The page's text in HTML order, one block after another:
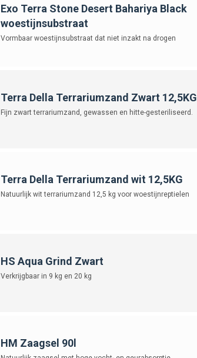
Exo Terra Stone Desert Bahariya Black
woestijnsubstraat
Vormbaar woestijnsubstraat dat niet inzakt na drogen
Terra Della Terrariumzand Zwart 12,5KG
Fijn zwart terrariumzand, gewassen en hitte-gesteriliseerd.
Terra Della Terrariumzand wit 12,5KG
Natuurlijk wit terrariumzand 12,5 kg voor woestijnreptielen
HS Aqua Grind Zwart
Verkrijgbaar in 9 kg en 20 kg
HM Zaagsel 90l